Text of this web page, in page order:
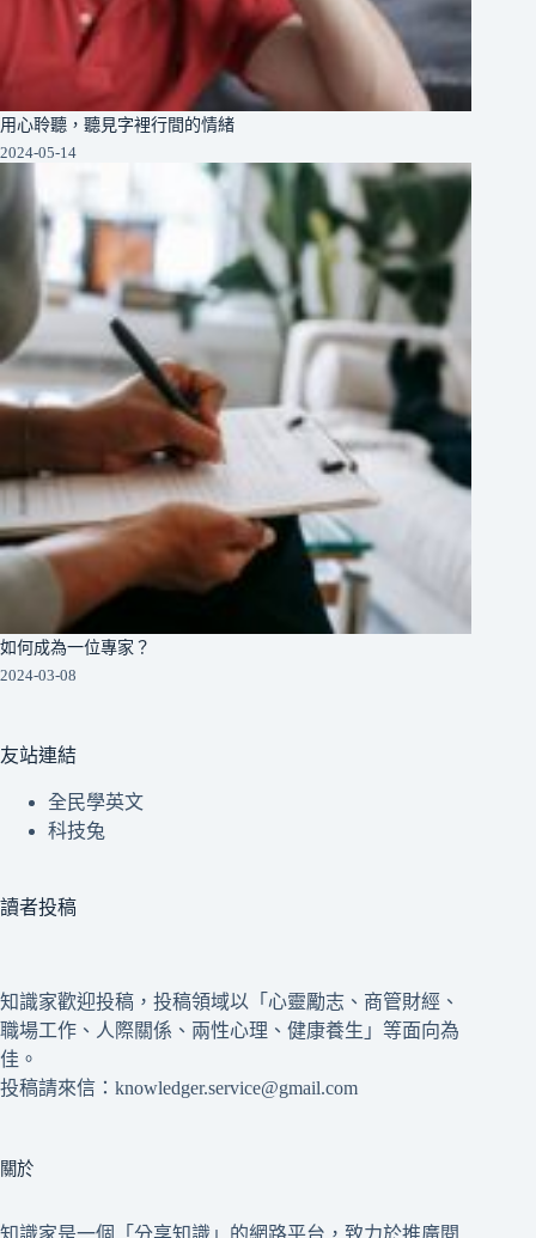
用心聆聽，聽見字裡行間的情緒
2024-05-14
如何成為一位專家？
2024-03-08
友站連結
全民學英文
科技兔
讀者投稿
知識家歡迎投稿，投稿領域以「心靈勵志、商管財經、
職場工作、人際關係、兩性心理、健康養生」等面向為
佳。
投稿請來信：knowledger.service@gmail.com
關於
知識家是一個「分享知識」的網路平台，致力於推廣閱